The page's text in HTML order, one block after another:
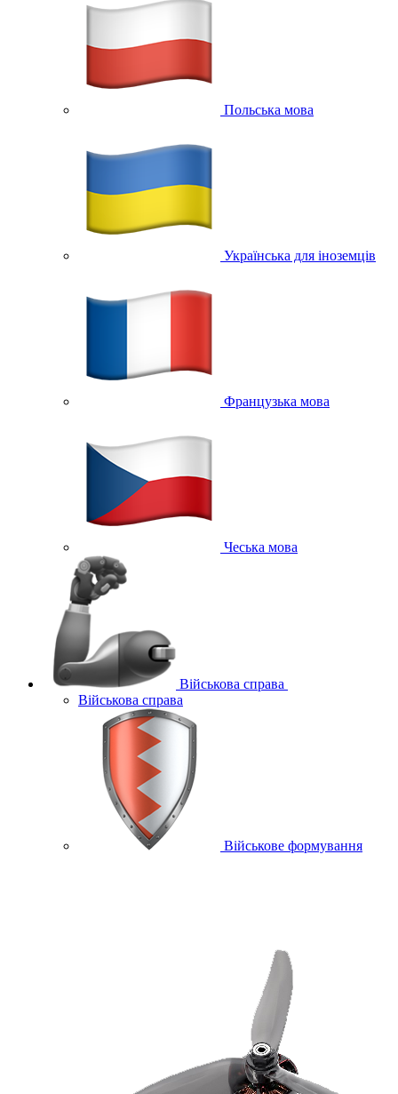
Польська мова
Українська для іноземців
Французька мова
Чеська мова
Військова справа
Військова справа
Військове формування